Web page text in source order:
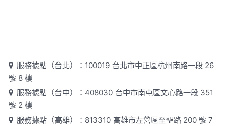
服務據點（台北）：100019 台北市中正區杭州南路一段 26
號 8 樓
服務據點（台中）：408030 台中市南屯區文心路一段 351
號 2 樓
服務據點（高雄）：813310 高雄市左營區至聖路 200 號 7